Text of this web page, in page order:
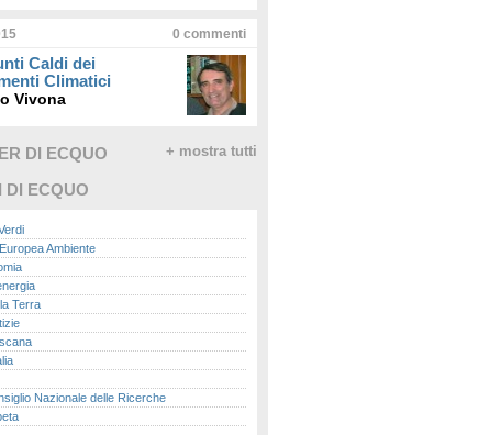
0 commenti
Caldi dei
Climatici
Vivona
DI ECQUO + mostra tutti
DI ECQUO
Ambiente
Terra
Nazionale delle Ricerche